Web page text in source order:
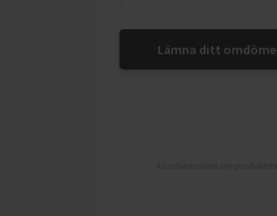
Lämna ditt omdöme